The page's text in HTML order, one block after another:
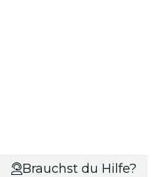
Brauchst du Hilfe?